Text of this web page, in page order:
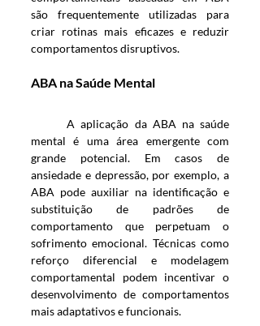
são frequentemente utilizadas para
criar rotinas mais eficazes e reduzir
comportamentos disruptivos.
ABA na Saúde Mental
	A aplicação da ABA na saúde
mental é uma área emergente com
grande potencial. Em casos de
ansiedade e depressão, por exemplo, a
ABA pode auxiliar na identificação e
substituição de padrões de
comportamento que perpetuam o
sofrimento emocional. Técnicas como
reforço diferencial e modelagem
comportamental podem incentivar o
desenvolvimento de comportamentos
mais adaptativos e funcionais.